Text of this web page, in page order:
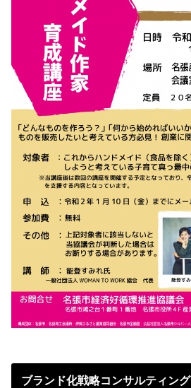
ブランド化戦略コンサルティング